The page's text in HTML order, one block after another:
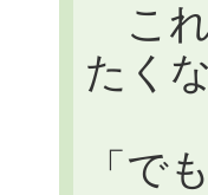
これ
たく
「で